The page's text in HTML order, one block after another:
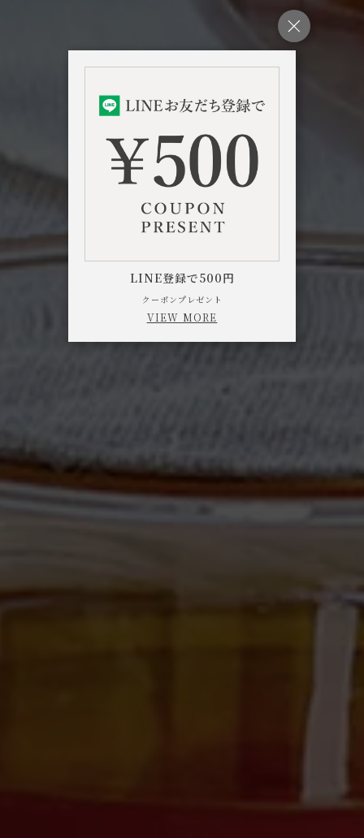
LINE登録で500円
クーポンプレゼント
VIEW MORE